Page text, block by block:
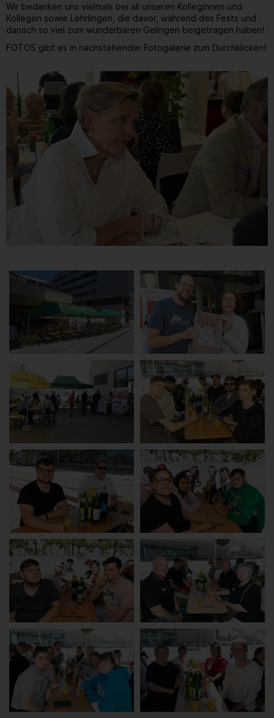
Wir bedanken uns vielmals bei all unseren Kolleginnen und
Kollegen sowie Lehrlingen, die davor, während des Fests und
danach so viel zum wunderbaren Gelingen beigetragen haben!
FOTOS gibt es in nachstehender Fotogalerie zum Durchklicken!